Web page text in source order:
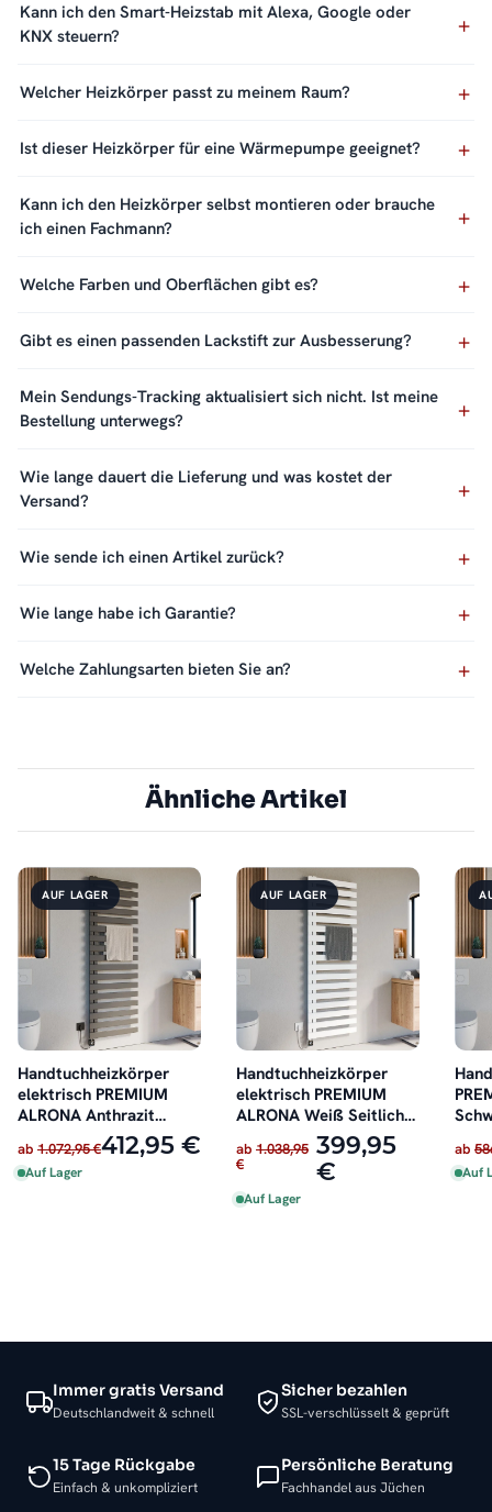
Kann ich den Smart-Heizstab mit Alexa, Google oder
KNX steuern?
Welcher Heizkörper passt zu meinem Raum?
Ist dieser Heizkörper für eine Wärmepumpe geeignet?
Kann ich den Heizkörper selbst montieren oder brauche
ich einen Fachmann?
Welche Farben und Oberflächen gibt es?
Gibt es einen passenden Lackstift zur Ausbesserung?
Mein Sendungs-Tracking aktualisiert sich nicht. Ist meine
Bestellung unterwegs?
Wie lange dauert die Lieferung und was kostet der
Versand?
Wie sende ich einen Artikel zurück?
Wie lange habe ich Garantie?
Welche Zahlungsarten bieten Sie an?
Ähnliche Artikel
AUF LAGER
Handtuchheizkörper
elektrisch PREMIUM
ALRONA Anthrazit
Seitlich offen inkl.
Heizstab
ab 1.072,95 €412,95 €
Auf Lager
AUF LAGER
Handtuchheizkörper
elektrisch PREMIUM
ALRONA Weiß Seitlich
offen inkl. Heizstab
ab 1.038,95
€
399,95
€
Auf Lager
ab
Auf
Immer gratis Versand
Deutschlandweit & schnell
Sicher bezahlen
SSL-verschlüsselt & geprüft
15 Tage Rückgabe
Einfach & unkompliziert
Persönliche Beratung
Fachhandel aus Jüchen